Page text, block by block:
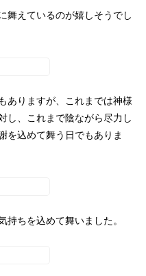
舞えているのが嬉しそうでし
ありますが、これまでは神様
し、これまで陰ながら尽力し
を込めて舞う日でもありま
持ちを込めて舞いました。